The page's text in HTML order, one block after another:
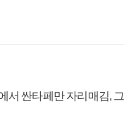
서 싼타페만 자리매김, 그